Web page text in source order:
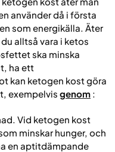
använder då i första
som energikälla. Äter
alltså vara i ketos
ska minska
ha ett
kan ketogen kost göra
exempelvis genom :
Vid ketogen kost
minskar hunger, och
en aptitdämpande